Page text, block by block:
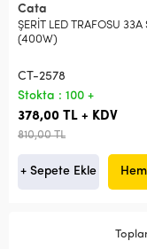
Cata
ŞERİT LED TRAFOSU 33A
(400W)
CT-2578
Stokta : 100 +
378,00 TL + KDV
810,00 TL
+ Sepete Ekle